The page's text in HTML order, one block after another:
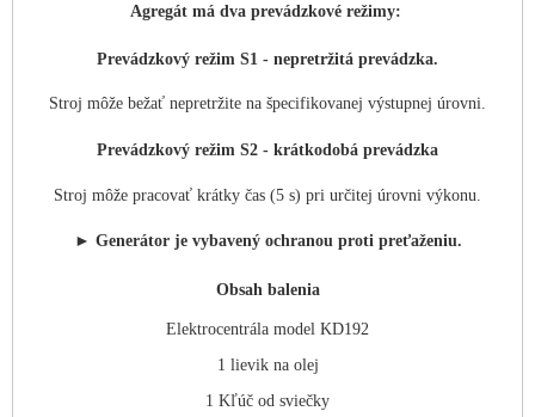
Agregát má dva prevádzkové režimy:
Prevádzkový režim S1 - nepretržitá prevádzka.
Stroj môže bežať nepretržite na špecifikovanej výstupnej úrovni.
Prevádzkový režim S2 - krátkodobá prevádzka
Stroj môže pracovať krátky čas (5 s) pri určitej úrovni výkonu.
► Generátor je vybavený ochranou proti preťaženiu.
Obsah balenia
Elektrocentrála model KD192
1 lievik na olej
1 Kľúč od sviečky